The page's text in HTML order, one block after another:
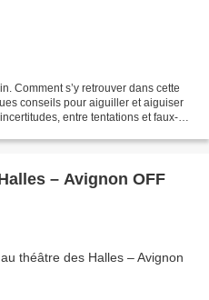
Comment s’y retrouver dans cette
conseils pour aiguiller et aiguiser
entre tentations et faux-
– Avignon OFF